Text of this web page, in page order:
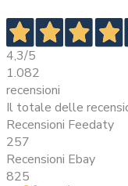
4,3/5
1.082
recensioni
Il totale delle
Recensioni Feedaty
257
Recensioni Ebay
825